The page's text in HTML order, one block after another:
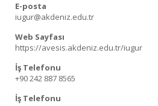
E-posta
iugur@akdeniz.edu.tr
Web Sayfası
https://avesis.akdeniz.edu.tr/iugur
İş Telefonu
+90 242 887 8565
İş Telefonu